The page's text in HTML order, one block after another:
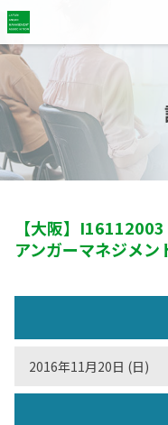
【大阪】 I16112003
アンガーマネジメン
2016年11月20日 (日)